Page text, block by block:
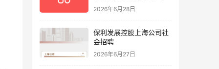
公示(第三批)
2026年6月28日
保利发展控股上海公司社
会招聘
2026年6月27日